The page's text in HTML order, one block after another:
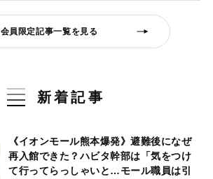
会員限定記事一覧を見る
新着記事
《イオンモール熊本爆発》避難後になぜ
再入館できた？ハビタ幹部は「気をつけ
て行ってらっしゃいと…モール職員は引